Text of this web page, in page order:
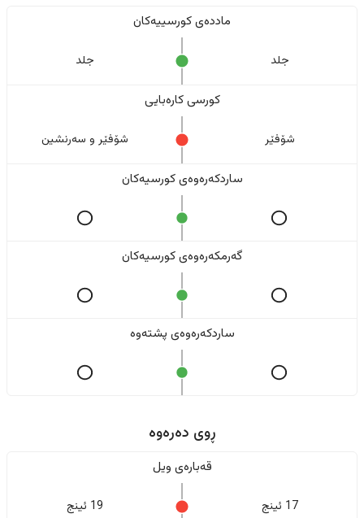
ماددەی کورسییەکان
جلد جلد
کورسی کارەبایی
شۆفێر شۆفێر و سەرنشین
ساردکەرەوەی کورسیەکان
گەرمکەرەوەی کورسیەکان
ساردکەرەوەی پشتەوە
ڕوی دەرەوە
قەبارەی ویل
17 ئینج 19 ئینج